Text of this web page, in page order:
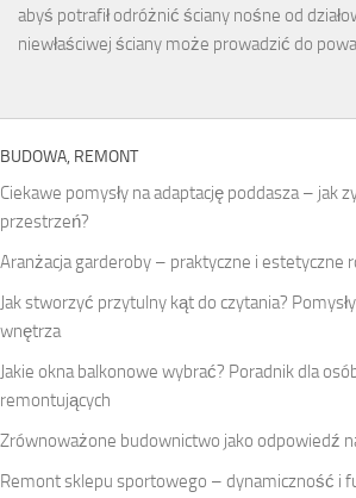
abyś potrafił odróżnić ściany nośne od
niewłaściwej ściany może prowadzić do
BUDOWA, REMONT
Ciekawe pomysły na adaptację poddasza – jak
przestrzeń?
Aranżacja garderoby – praktyczne i estetyczne
Jak stworzyć przytulny kąt do czytania?
wnętrza
Jakie okna balkonowe wybrać? Poradnik dla
remontujących
Zrównoważone budownictwo jako odpowiedź
Remont sklepu sportowego – dynamiczność i